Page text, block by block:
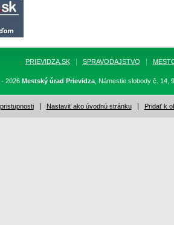
PRIEVIDZA.SK SPRAVODAJSTVO
2026 Mestský úrad Prievidza, Námestie slobody č. 14,
Nastaviť ako úvodnú stránku Pridať k